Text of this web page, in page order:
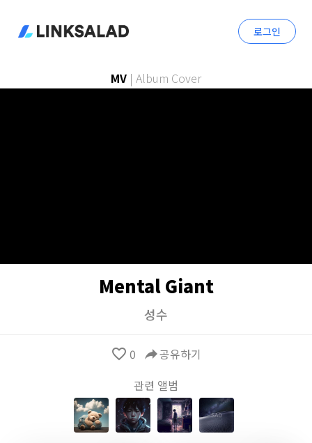
로그인
MV | Album Cover
Mental Giant
성수
favorite_border 0 reply공유하기
관련 앨범